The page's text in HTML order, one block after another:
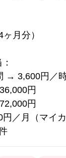
月分）
→ 3,600円／
円
円
／月（マイ